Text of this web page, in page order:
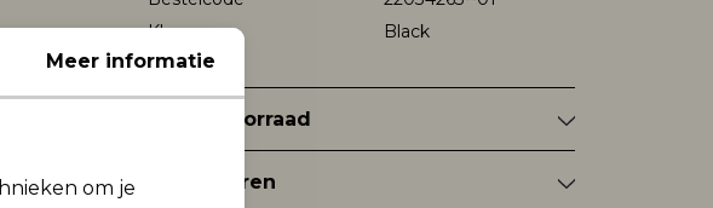
Kleur
Black
Winkelvoorraad
Retourneren
Meer informatie
om je